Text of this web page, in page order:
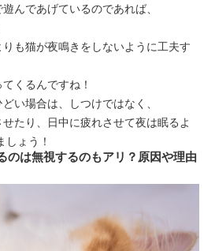
んであげているのであれば、
も猫が夜鳴きをしないように工夫す
くるんですね！
い場合は、しつけではなく、
たり、日中に疲れさせて夜は眠るよ
ょう！
のは無視するのもアリ？原因や理由